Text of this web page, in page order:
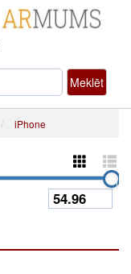
Meklēt
iPhone